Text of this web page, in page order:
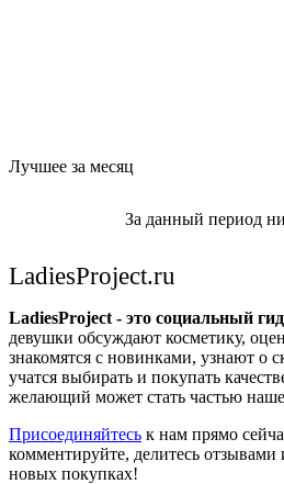
Лучшее за месяц
За данный период
LadiesProject.ru
LadiesProject - это социальный
девушки обсуждают косметику,
знакомятся с новинками, узнают о
учатся выбирать и покупать
желающий может стать частью
Присоединяйтесь к нам прямо
комментируйте, делитесь отзывами
новых покупках!